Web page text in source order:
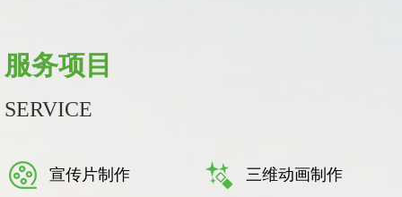
服务项目
SERVICE
宣传片制作 三维动画制作